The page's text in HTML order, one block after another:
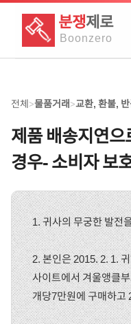
분쟁제로
Boonzero
전체>물품거래>교환, 환불,
제품 배송지연
경우- 소비자 보
1. 귀사의 무궁한 발전
2. 본인은 2015. 2. 1.
사이트에서 겨울앵클
개당7만원에 구매하고